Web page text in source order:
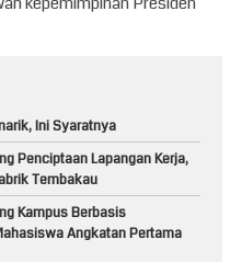
Ini Syaratnya
Penciptaan Lapangan Kerja,
Tembakau
Kampus Berbasis
Angkatan Pertama